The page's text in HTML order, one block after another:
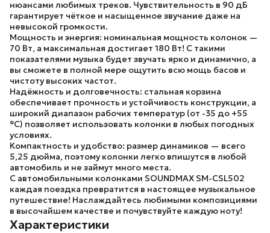
нюансами любимых треков. Чувствительность в 90 дБ
гарантирует чёткое и насыщенное звучание даже на
невысокой громкости.
Мощность и энергия: номинальная мощность колонок —
70 Вт, а максимальная достигает 180 Вт! С такими
показателями музыка будет звучать ярко и динамично, а
вы сможете в полной мере ощутить всю мощь басов и
чистоту высоких частот.
Надёжность и долговечность: стальная корзина
обеспечивает прочность и устойчивость конструкции, а
широкий диапазон рабочих температур (от -35 до +55
°C) позволяет использовать колонки в любых погодных
условиях.
Компактность и удобство: размер динамиков — всего
5,25 дюйма, поэтому колонки легко впишутся в любой
автомобиль и не займут много места.
С автомобильными колонками SOUNDMAX SM-CSL502
каждая поездка превратится в настоящее музыкальное
путешествие! Наслаждайтесь любимыми композициями
в высочайшем качестве и почувствуйте каждую ноту!
Характеристики